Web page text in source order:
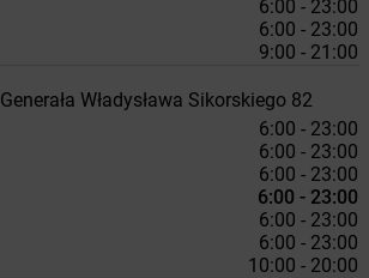
6:00 - 23:00
6:00 - 23:00
9:00 - 21:00
Generała Władysława Sikorskiego 82
6:00 - 23:00
6:00 - 23:00
6:00 - 23:00
6:00 - 23:00
6:00 - 23:00
6:00 - 23:00
10:00 - 20:00